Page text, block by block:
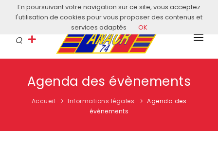
Courriel: contact@anacr74.fr
L’ANACR
EVÈNEMENTS
COMITÉS LOCAUX
Agenda des évènements
Accueil Informations légales
Agenda des
évènements
En poursuivant votre navigation sur ce site, vous acceptez
l'utilisation de cookies pour vous proposer des contenus et
services adaptés
OK